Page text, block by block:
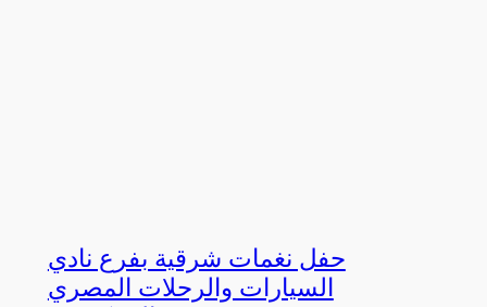
حفل نغمات شرقية بفرع نادي
السيارات والرحلات المصري